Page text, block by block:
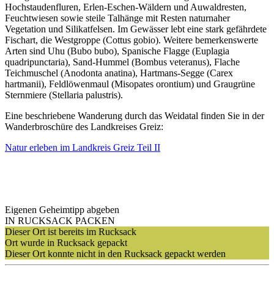
Hochstaudenfluren, Erlen-Eschen-Wäldern und Auwaldresten,
Feuchtwiesen sowie steile Talhänge mit Resten naturnaher
Vegetation und Silikatfelsen. Im Gewässer lebt eine stark gefährdete
Fischart, die Westgroppe (Cottus gobio). Weitere bemerkenswerte
Arten sind Uhu (Bubo bubo), Spanische Flagge (Euplagia
quadripunctaria), Sand-Hummel (Bombus veteranus), Flache
Teichmuschel (Anodonta anatina), Hartmans-Segge (Carex
hartmanii), Feldlöwenmaul (Misopates orontium) und Graugrüne
Sternmiere (Stellaria palustris).
Eine beschriebene Wanderung durch das Weidatal finden Sie in der
Wanderbroschüre des Landkreises Greiz:
Natur erleben im Landkreis Greiz Teil II
Eigenen Geheimtipp abgeben
IN RUCKSACK PACKEN
Dieser Ort ist bereits im Rucksack
Ort wurde in Rucksack gepackt
Dieser Ort konnte nicht in den Rucksack gepackt werden